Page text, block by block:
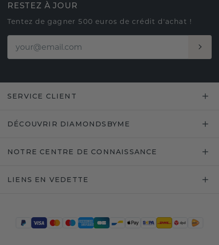
RESTEZ À JOUR
Tentez de gagner 500 euros de crédit d'achat !
SERVICE CLIENT
DÉCOUVRIR DIAMONDSBYME
NOTRE CENTRE DE CONNAISSANCE
LIENS EN VEDETTE